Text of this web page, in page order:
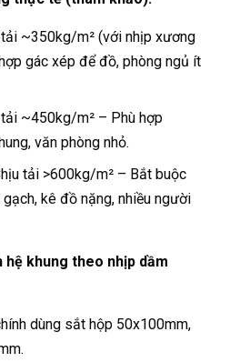
tải ~350kg/m² (với nhịp xương
gác xép để đồ, phòng ngủ ít
~450kg/m² – Phù hợp
văn phòng nhỏ.
tải >600kg/m² – Bắt buộc
kê đồ nặng, nhiều người
hệ khung theo nhịp dầm
dùng sắt hộp 50x100mm,